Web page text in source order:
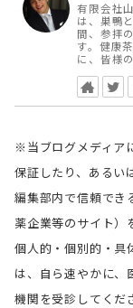
有限会社
は、巣鴨
間、参拝
す。健康
に、皆様
※当ブログメディア
保証したり、あるい
編集部内で信頼でき
薬企業等のサイト）
個人的・個別的・具
は、自ら速やかに、
機関を受診してくだ